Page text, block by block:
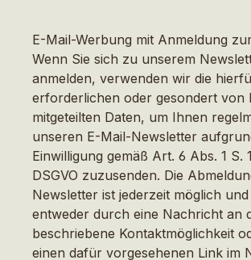
E-Mail-Werbung mit Anmeldung
Wenn Sie sich zu unserem
anmelden, verwenden wir die
erforderlichen oder gesondert von
mitgeteilten Daten, um Ihnen
unseren E-Mail-Newsletter
Einwilligung gemäß Art. 6 Abs. 1 S.
DSGVO zuzusenden. Die
Newsletter ist jederzeit möglich
entweder durch eine Nachricht an
beschriebene Kontaktmöglichkeit
einen dafür vorgesehenen Link im